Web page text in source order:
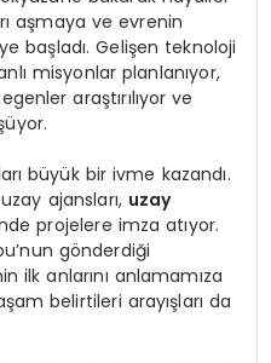
aşmaya ve evrenin
başladı. Gelişen teknoloji
misyonlar planlanıyor,
araştırılıyor ve
büyük bir ivme kazandı.
ajansları, uzay
projelere imza atıyor.
gönderdiği
ilk anlarını anlamamıza
belirtileri arayışları da